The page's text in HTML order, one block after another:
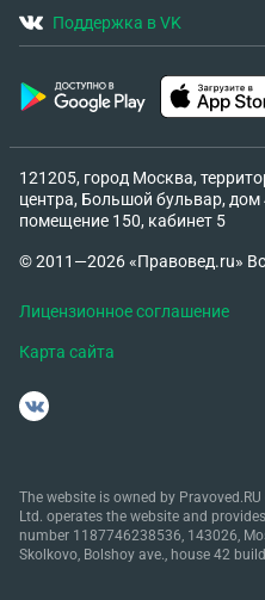
Поддержка в VK
121205, город Москва,
центра, Большой бульвар, дом
помещение 150, кабинет 5
© 2011—2026 «Правовед.ru»
Лицензионное соглашение
Карта сайта
The website is owned by
Ltd. operates the website and
number 1187746238536, 143026,
Skolkovo, Bolshoy ave., house 42